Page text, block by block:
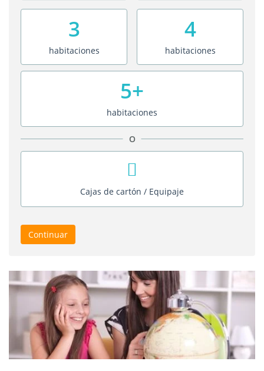
3
habitaciones
4
habitaciones
5+
habitaciones
O
Cajas de cartón / Equipaje
Continuar